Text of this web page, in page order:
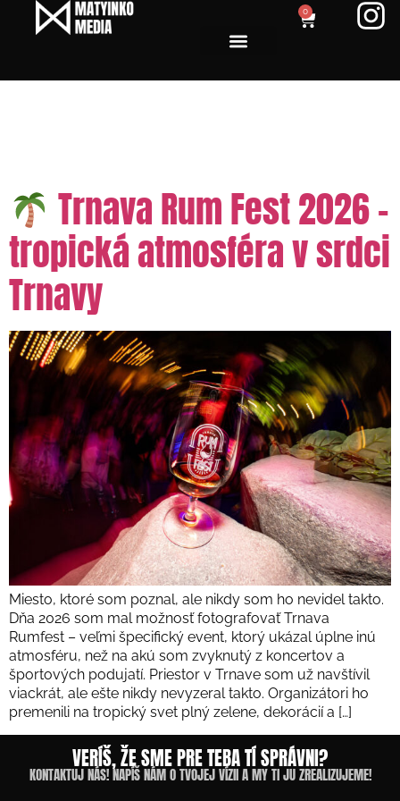
0
Trnava Rum Fest 2026 –
tropická atmosféra v srdci
Trnavy
Miesto, ktoré som poznal, ale nikdy som ho nevidel takto.
Dňa 2026 som mal možnosť fotografovať Trnava
Rumfest – veľmi špecifický event, ktorý ukázal úplne inú
atmosféru, než na akú som zvyknutý z koncertov a
športových podujatí. Priestor v Trnave som už navštívil
viackrát, ale ešte nikdy nevyzeral takto. Organizátori ho
premenili na tropický svet plný zelene, dekorácií a […]
VERÍŠ, ŽE SME PRE TEBA TÍ SPRÁVNI?
KONTAKTUJ NÁS! NAPÍŠ NÁM O TVOJEJ VÍZII A MY TI JU ZREALIZUJEME!